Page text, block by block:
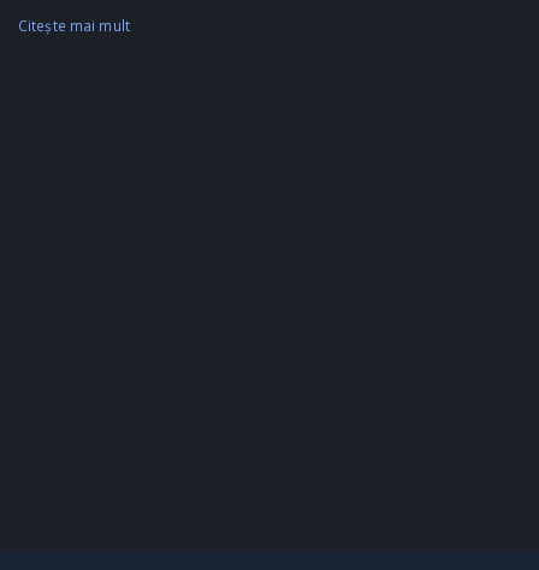
Citeşte mai mult